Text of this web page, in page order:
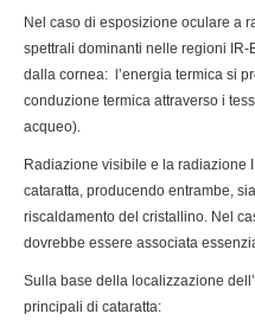
Nel caso di esposizione oculare a
spettrali dominanti nelle regioni
dalla cornea: l’energia termica si
conduzione termica attraverso i
acqueo).
Radiazione visibile e la radiazione
cataratta, producendo entrambe,
riscaldamento del cristallino. Nel
dovrebbe essere associata
Sulla base della localizzazione
principali di cataratta: